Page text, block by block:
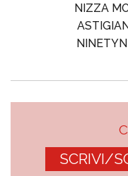
NIZZA
SCRIVI/